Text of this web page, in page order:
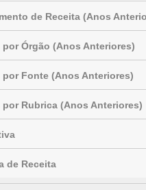
de Receita (Anos
por Órgão (Anos Anteriores)
por Fonte (Anos Anteriores)
por Rubrica (Anos Anteriores)
de Receita